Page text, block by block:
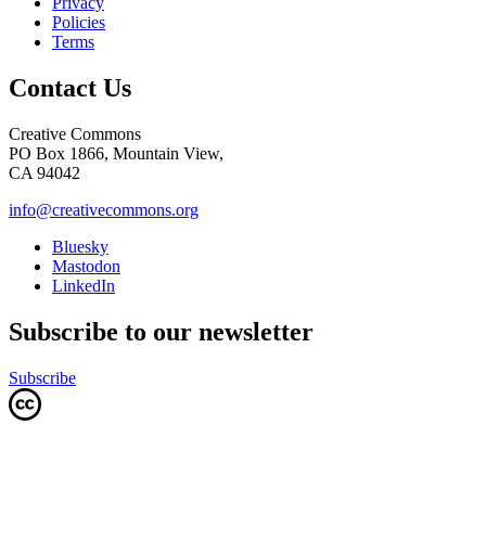
Policies
Terms
Contact Us
Creative Commons
PO Box 1866, Mountain View,
CA 94042
info@creativecommons.org
Bluesky
Mastodon
LinkedIn
Subscribe to our newsletter
Subscribe